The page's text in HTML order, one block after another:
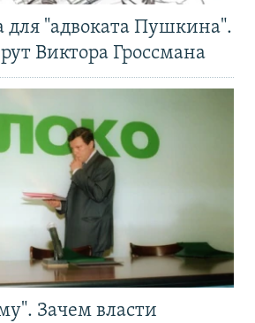
для "адвоката Пушкина".
Виктора Гроссмана
Зачем власти